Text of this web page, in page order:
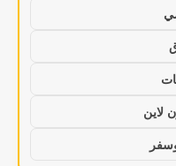
لاين